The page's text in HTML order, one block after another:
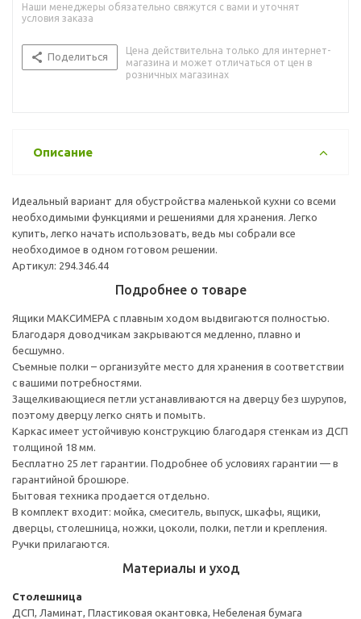
Наши менеджеры обязательно свяжутся с вами и уточнят
условия заказа
Поделиться
Цена действительна только для интернет-
магазина и может отличаться от цен в
розничных магазинах
Описание
Идеальный вариант для обустройства маленькой кухни со всеми
необходимыми функциями и решениями для хранения. Легко
купить, легко начать использовать, ведь мы собрали все
необходимое в одном готовом решении.
Артикул: 294.346.44
Подробнее о товаре
Ящики МАКСИМЕРА с плавным ходом выдвигаются полностью.
Благодаря доводчикам закрываются медленно, плавно и
бесшумно.
Съемные полки – организуйте место для хранения в соответствии
с вашими потребностями.
Защелкивающиеся петли устанавливаются на дверцу без шурупов,
поэтому дверцу легко снять и помыть.
Каркас имеет устойчивую конструкцию благодаря стенкам из ДСП
толщиной 18 мм.
Бесплатно 25 лет гарантии. Подробнее об условиях гарантии — в
гарантийной брошюре.
Бытовая техника продается отдельно.
В комплект входит: мойка, смеситель, выпуск, шкафы, ящики,
дверцы, столешница, ножки, цоколи, полки, петли и крепления.
Ручки прилагаются.
Материалы и уход
Столешница
ДСП, Ламинат, Пластиковая окантовка, Небеленая бумага